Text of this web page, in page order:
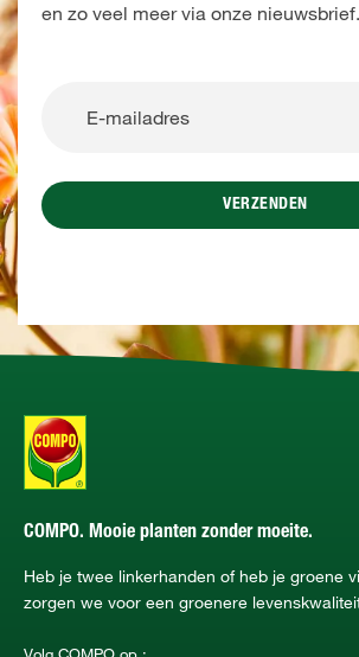
en zo veel meer via onze nieuwsbrief.
VERZENDEN
COMPO. Mooie planten zonder moeite.
Heb je twee linkerhanden of heb je groene
zorgen we voor een groenere